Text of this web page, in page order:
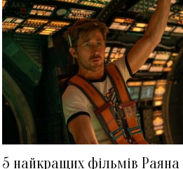
5 найкращих фільмів Раяна